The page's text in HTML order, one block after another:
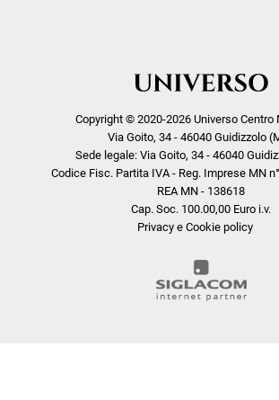
Copyright © 2020-2026 Universo Centro
Via Goito, 34 - 46040 Guidizzolo
Sede legale: Via Goito, 34 - 46040
Codice Fisc. Partita IVA - Reg. Imprese MN
REA MN - 138618
Cap. Soc. 100.00,00 Euro i.v.
Privacy e Cookie policy